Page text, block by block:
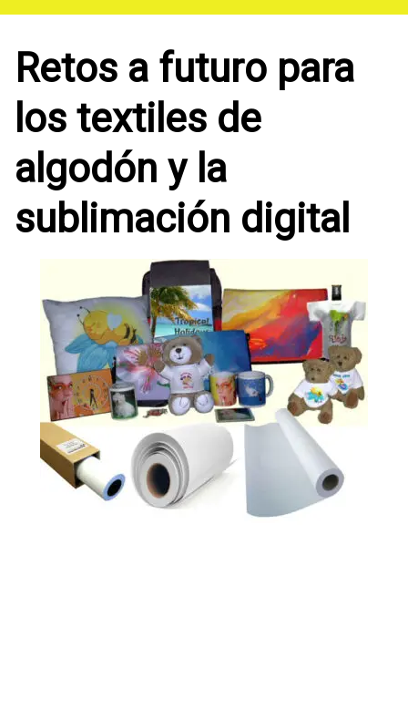
Saltar
contenido
Retos a futuro para
los textiles de
algodón y la
sublimación digital